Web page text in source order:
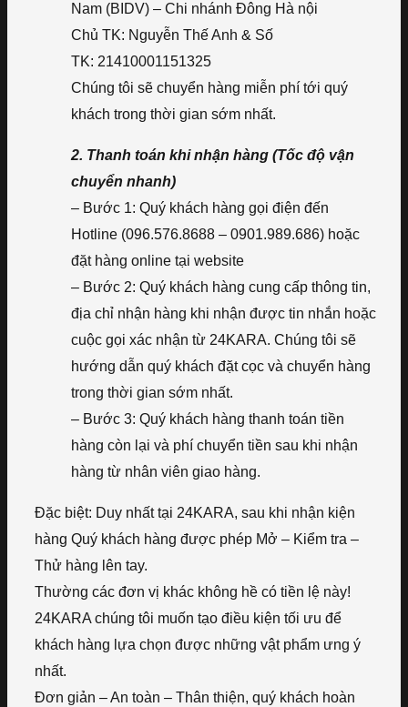
Nam (BIDV) – Chi nhánh Đông Hà nội
Chủ TK: Nguyễn Thế Anh & Số
TK: 21410001151325
Chúng tôi sẽ chuyển hàng miễn phí tới quý
khách trong thời gian sớm nhất.
2. Thanh toán khi nhận hàng (Tốc độ vận
chuyển nhanh)
– Bước 1: Quý khách hàng gọi điện đến
Hotline (096.576.8688 – 0901.989.686) hoặc
đặt hàng online tại website
– Bước 2: Quý khách hàng cung cấp thông tin,
địa chỉ nhận hàng khi nhận được tin nhắn hoặc
cuộc gọi xác nhận từ 24KARA. Chúng tôi sẽ
hướng dẫn quý khách đặt cọc và chuyển hàng
trong thời gian sớm nhất.
– Bước 3: Quý khách hàng thanh toán tiền
hàng còn lại và phí chuyển tiền sau khi nhận
hàng từ nhân viên giao hàng.
Đặc biệt: Duy nhất tại 24KARA, sau khi nhận kiện
hàng Quý khách hàng được phép Mở – Kiểm tra –
Thử hàng lên tay.
Thường các đơn vị khác không hề có tiền lệ này!
24KARA chúng tôi muốn tạo điều kiện tối ưu để
khách hàng lựa chọn được những vật phẩm ưng ý
nhất.
Đơn giản – An toàn – Thân thiện, quý khách hoàn